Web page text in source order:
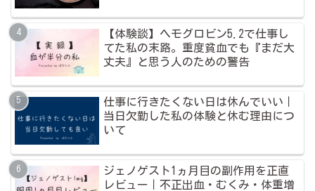
【体験談】ヘモグロビン5.2で仕事し
てた私の末路。重度貧血でも『まだ大
丈夫』と思う人のための警告
仕事に行きたくない日は休んでいい｜
当日欠勤した私の体験と休む理由につ
いて
ジェノゲスト1ヵ月目の副作用を正直
レビュー｜不正出血・むくみ・体重増